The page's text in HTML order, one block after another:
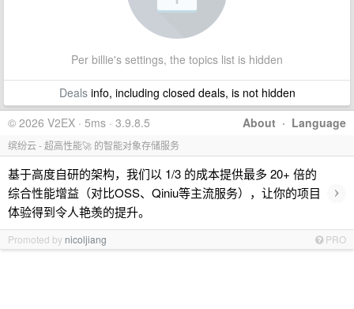
Per billie's settings, the topics list is hidden
Dealsinfo, including closed deals, is not hidden
About · Language
© 2026 V2EX · 5ms · 3.9.8.5
缤纷云 - 超高性能🚀 的智能对象存储服务
基于高度自研的架构，我们以 1/3 的成本提供最多 20+ 倍的
综合性能增益（对比OSS、Qiniu等主流服务），让你的项目
体验得到令人艳羡的提升。
›
Promoted by nicoljiang PRO